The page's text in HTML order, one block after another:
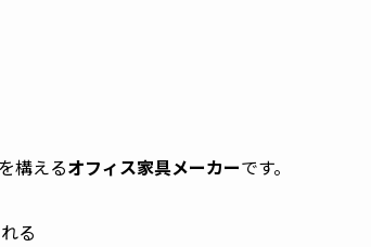
構えるオフィス家具メーカーです。
る